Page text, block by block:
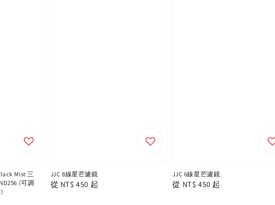
Mist 三
(可調
JJC 8線星芒濾鏡
Regular
從 NT$ 450 起
JJC 6線星芒濾鏡
Regular
從 NT$ 450 起